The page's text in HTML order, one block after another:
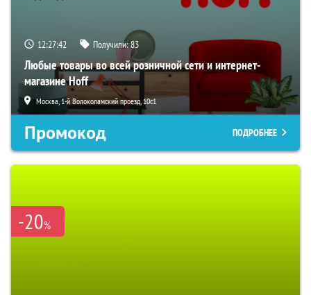
12:27:42 Получили:83
Любые товары во всей розничной сети и интернет-
магазине Hoff
Москва, 1-й Волоколамский проезд, 10с1
Промокод ПОДРОБНЕЕ
-20%